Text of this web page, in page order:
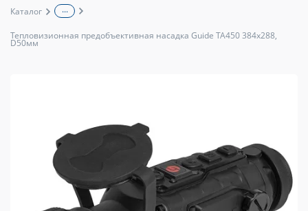
Средства для ухода за оружием
Тюнинг оружия и ЗИП
Обувь
Каталог ...
Тепловизионная предобъективная насадка Guide TA450 384x288,
D50мм